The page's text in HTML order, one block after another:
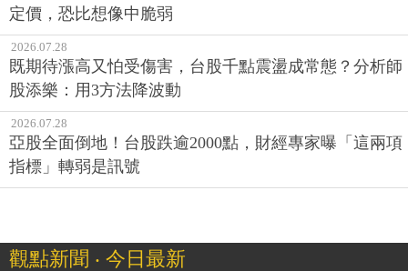
定價，恐比想像中脆弱
2026.07.28
既期待漲高又怕受傷害，台股千點震盪成常態？分析師
股添樂：用3方法降波動
2026.07.28
亞股全面倒地！台股跌逾2000點，財經專家曝「這兩項
指標」轉弱是訊號
觀點新聞 ‧ 今日最新